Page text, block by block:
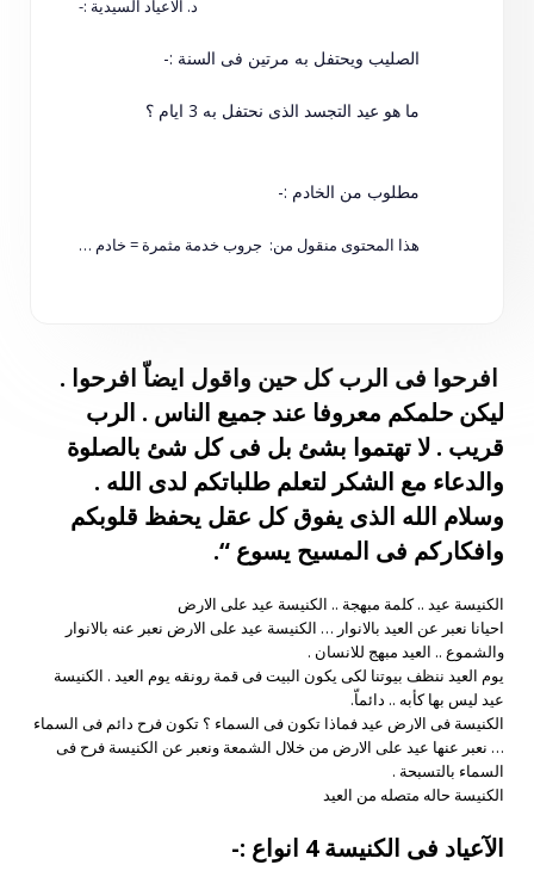
د. الاعياد السيدية :-
الصليب ويحتفل به مرتين فى السنة :-
ما هو عيد التجسد الذى نحتفل به 3 ايام ؟
مطلوب من الخادم :-
هذا المحتوى منقول من: جروب خدمة مثمرة = خادم حقيقي
افرحوا فى الرب كل حين واقول ايضاّ افرحوا .
ليكن حلمكم معروفا عند جميع الناس . الرب
قريب . لا تهتموا بشئ بل فى كل شئ بالصلوة
والدعاء مع الشكر لتعلم طلباتكم لدى الله .
وسلام الله الذى يفوق كل عقل يحفظ قلوبكم
وافكاركم فى المسيح يسوع “.
الكنيسة عيد .. كلمة مبهجة .. الكنيسة عيد على الارض
احيانا نعبر عن العيد بالانوار … الكنيسة عيد على الارض نعبر عنه بالانوار
والشموع .. العيد مبهج للانسان .
يوم العيد ننظف بيوتنا لكى يكون البيت فى قمة رونقه يوم العيد . الكنيسة
عيد ليس بها كأبه .. دائماّ.
الكنيسة فى الارض عيد فماذا تكون فى السماء ؟ تكون فرح دائم فى السماء
… نعبر عنها عيد على الارض من خلال الشمعة ونعبر عن الكنيسة فرح فى
السماء بالتسبحة .
الكنيسة حاله متصله من العيد
الآعياد فى الكنيسة 4 انواع :-